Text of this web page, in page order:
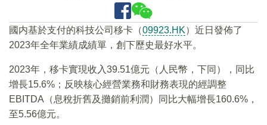
國内基於支付的科技公司移卡（09923.HK）近日發佈了
2023年全年業績成績單，創下歷史最好水平。
2023年，移卡實現收入39.51億元（人民幣，下同），同比
增長15.6%；反映核心經營業務和財務表現的經調整
EBITDA（息稅折舊及攤銷前利潤）同比大幅增長160.6%，
至5.56億元。